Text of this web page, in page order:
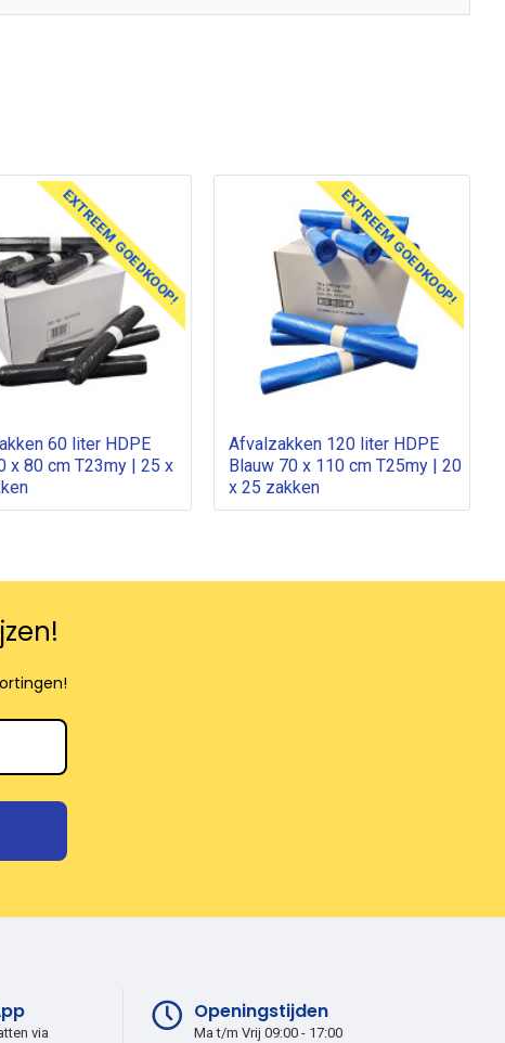
EXTREEM GOEDKOOP!
60 liter HDPE
x 80 cm T23my | 25 x
EXTREEM GOEDKOOP!
Afvalzakken 120 liter HDPE
Blauw 70 x 110 cm T25my | 20
x 25 zakken
via
Openingstijden
Ma t/m Vrij 09:00 - 17:00